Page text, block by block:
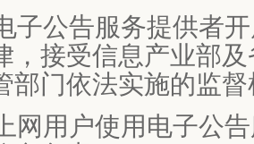
子公告服务提供者
，接受信息产业部
部门依法实施的监
网用户使用电子公